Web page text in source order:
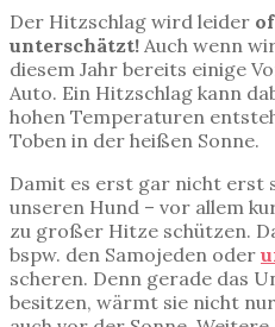
Der Hitzschlag wird leider
unterschätzt! Auch wenn
diesem Jahr bereits einige
Auto. Ein Hitzschlag kann
hohen Temperaturen
Toben in der heißen Sonne.
Damit es erst gar nicht erst
unseren Hund – vor allem
zu großer Hitze schützen.
bspw. den Samojeden oder
scheren. Denn gerade das
besitzen, wärmt sie nicht